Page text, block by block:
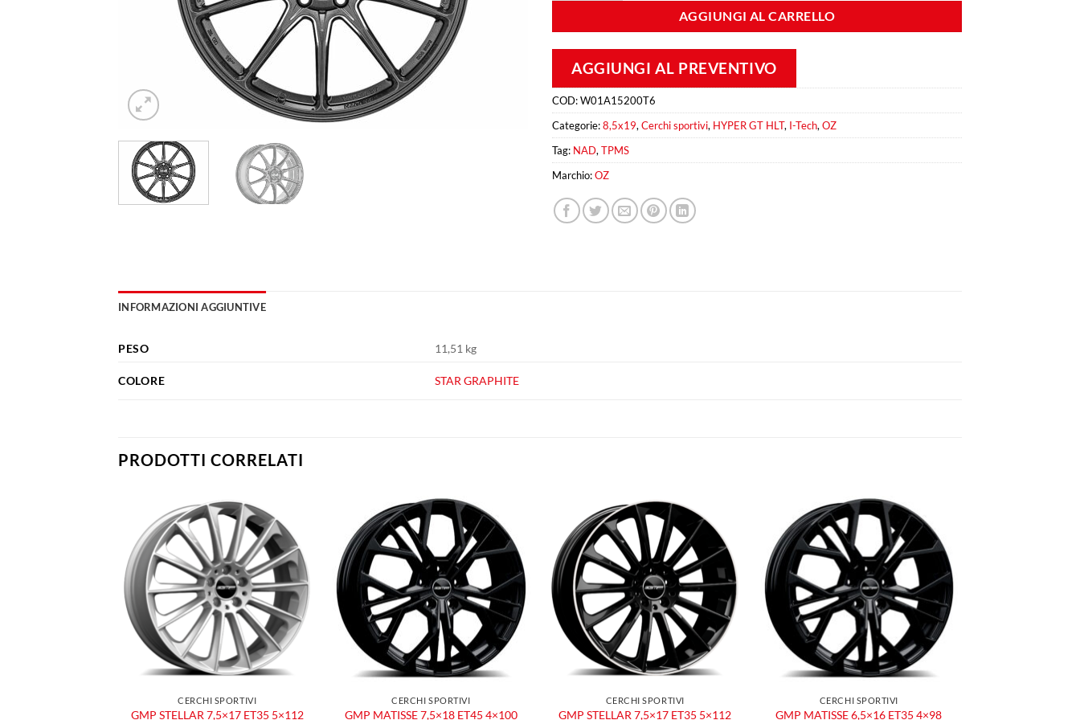
AGGIUNGI AL CARRELLO
AGGIUNGI AL PREVENTIVO
COD:W01A15200T6
Categorie:8,5x19, Cerchi sportivi, HYPER GT HLT, I-Tech, OZ
Tag: NAD, TPMS
Marchio:OZ
INFORMAZIONI AGGIUNTIVE
PESO 11,51 kg
COLORE STAR GRAPHITE
PRODOTTI CORRELATI
Aggiungi
alla lista
dei
desideri
CERCHI SPORTIVI
GMP STELLAR 7,5×17 ET35 5×112
Aggiungi
alla lista
dei
desideri
CERCHI SPORTIVI
GMP MATISSE 7,5×18 ET45 4×100
Aggiungi
alla lista
dei
desideri
CERCHI SPORTIVI
GMP STELLAR 7,5×17 ET35 5×112
Aggiungi
alla lista
dei
desideri
CERCHI SPORTIVI
GMP MATISSE 6,5×16 ET35 4×98